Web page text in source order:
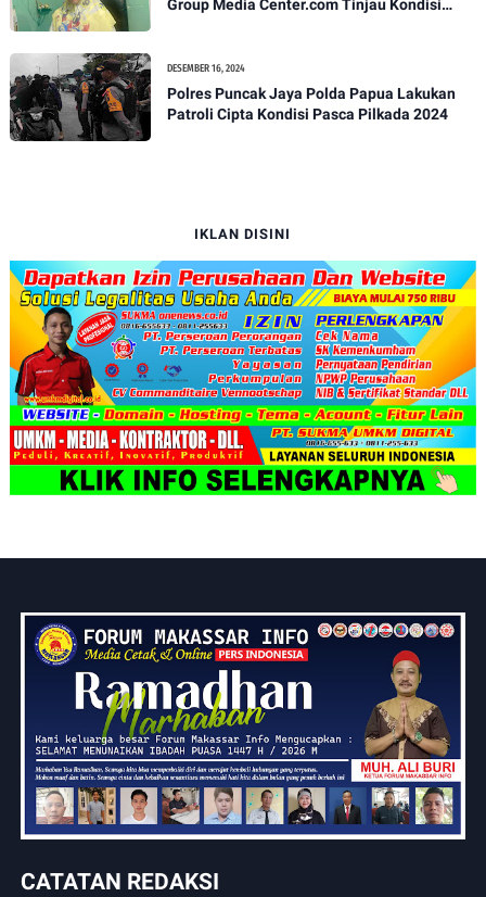
Group Media Center.com Tinjau Kondisi
DESEMBER 16, 2024
Polres Puncak Jaya Polda Papua Lakukan
Patroli Cipta Kondisi Pasca Pilkada 2024
IKLAN DISINI
CATATAN REDAKSI